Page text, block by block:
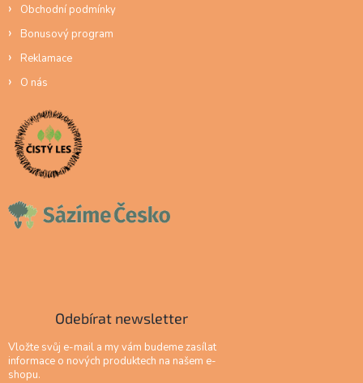
Obchodní podmínky
Bonusový program
Reklamace
O nás
Odebírat newsletter
Vložte svůj e-mail a my vám budeme zasílat
informace o nových produktech na našem e-
shopu.